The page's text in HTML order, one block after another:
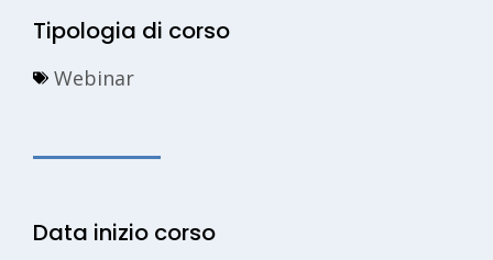
Tipologia di corso
Webinar
Data inizio corso